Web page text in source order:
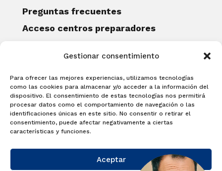
Gestionar consentimiento
Para ofrecer las mejores experiencias, utilizamos tecnologías
como las cookies para almacenar y/o acceder a la información del
dispositivo. El consentimiento de estas tecnologías nos permitirá
procesar datos como el comportamiento de navegación o las
identificaciones únicas en este sitio. No consentir o retirar el
consentimiento, puede afectar negativamente a ciertas
características y funciones.
Aceptar
Preguntas frecuentes
Acceso centros preparadores
Becas Examia
Contacto
CERTIFICACIONES
Linguaskill
Cambridge English Qualifications
EXAMÍNATE
Matricúlate con nosotros y obtén tu